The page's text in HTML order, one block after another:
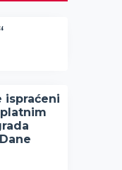
ispraćeni